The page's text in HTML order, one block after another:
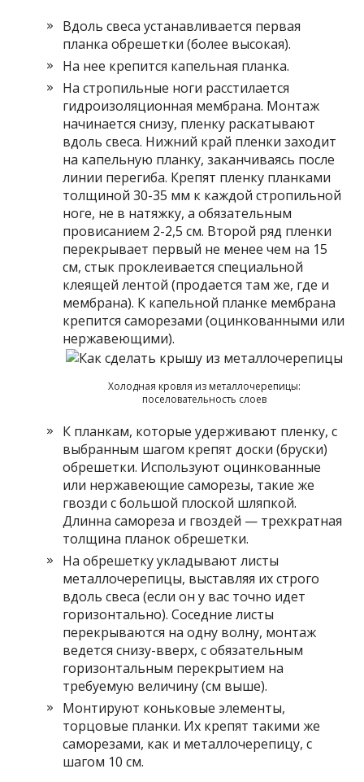
Вдоль свеса устанавливается первая
планка обрешетки (более высокая).
На нее крепится капельная планка.
На стропильные ноги расстилается
гидроизоляционная мембрана. Монтаж
начинается снизу, пленку раскатывают
вдоль свеса. Нижний край пленки заходит
на капельную планку, заканчиваясь после
линии перегиба. Крепят пленку планками
толщиной 30-35 мм к каждой стропильной
ноге, не в натяжку, а обязательным
провисанием 2-2,5 см. Второй ряд пленки
перекрывает первый не менее чем на 15
см, стык проклеивается специальной
клеящей лентой (продается там же, где и
мембрана). К капельной планке мембрана
крепится саморезами (оцинкованными или
нержавеющими).
Холодная кровля из металлочерепицы:
поселовательность слоев
К планкам, которые удерживают пленку, с
выбранным шагом крепят доски (бруски)
обрешетки. Используют оцинкованные
или нержавеющие саморезы, такие же
гвозди с большой плоской шляпкой.
Длинна самореза и гвоздей — трехкратная
толщина планок обрешетки.
На обрешетку укладывают листы
металлочерепицы, выставляя их строго
вдоль свеса (если он у вас точно идет
горизонтально). Соседние листы
перекрываются на одну волну, монтаж
ведется снизу-вверх, с обязательным
горизонтальным перекрытием на
требуемую величину (см выше).
Монтируют коньковые элементы,
торцовые планки. Их крепят такими же
саморезами, как и металлочерепицу, с
шагом 10 см.